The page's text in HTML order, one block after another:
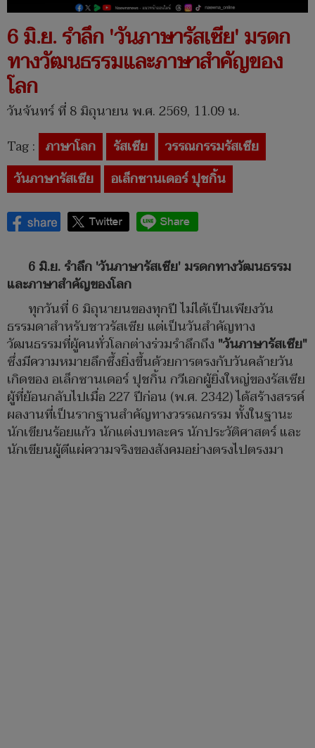
6 มิ.ย. รำลึก 'วันภาษารัสเซีย' มรดก
ทางวัฒนธรรมและภาษาสำคัญของ
โลก
วันจันทร์ ที่ 8 มิถุนายน พ.ศ. 2569, 11.09 น.
Tag : ภาษาโลก รัสเซีย
วรรณกรรมรัสเซีย
วันภาษารัสเซีย
อเล็กซานเดอร์ ปุชกิ้น
6 มิ.ย. รำลึก 'วันภาษารัสเซีย' มรดกทางวัฒนธรรม
และภาษาสำคัญของโลก
ทุกวันที่ 6 มิถุนายนของทุกปี ไม่ได้เป็นเพียงวัน
ธรรมดาสำหรับชาวรัสเซีย แต่เป็นวันสำคัญทาง
วัฒนธรรมที่ผู้คนทั่วโลกต่างร่วมรำลึกถึง "วันภาษารัสเซีย"
ซึ่งมีความหมายลึกซึ้งยิ่งขึ้นด้วยการตรงกับวันคล้ายวัน
เกิดของ อเล็กซานเดอร์ ปุชกิ้น กวีเอกผู้ยิ่งใหญ่ของรัสเซีย
ผู้ที่ย้อนกลับไปเมื่อ 227 ปีก่อน (พ.ศ. 2342) ได้สร้างสรรค์
ผลงานที่เป็นรากฐานสำคัญทางวรรณกรรม ทั้งในฐานะ
นักเขียนร้อยแก้ว นักแต่งบทละคร นักประวัติศาสตร์ และ
นักเขียนผู้ตีแผ่ความจริงของสังคมอย่างตรงไปตรงมา